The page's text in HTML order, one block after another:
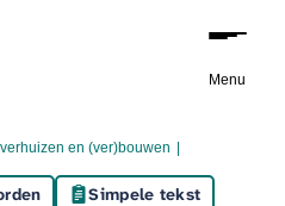
Menu
en (ver)bouwen
Simpele tekst